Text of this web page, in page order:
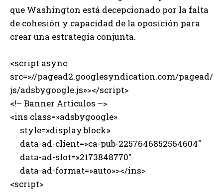
que Washington está decepcionado por la falta
de cohesión y capacidad de la oposición para
crear una estrategia conjunta.
<script async
src=»//pagead2.googlesyndication.com/pagead/
js/adsbygoogle.js»></script>
<!– Banner Articulos –>
<ins class=»adsbygoogle»
style=»display:block»
data-ad-client=»ca-pub-2257646852564604″
data-ad-slot=»2173848770″
data-ad-format=»auto»></ins>
<script>